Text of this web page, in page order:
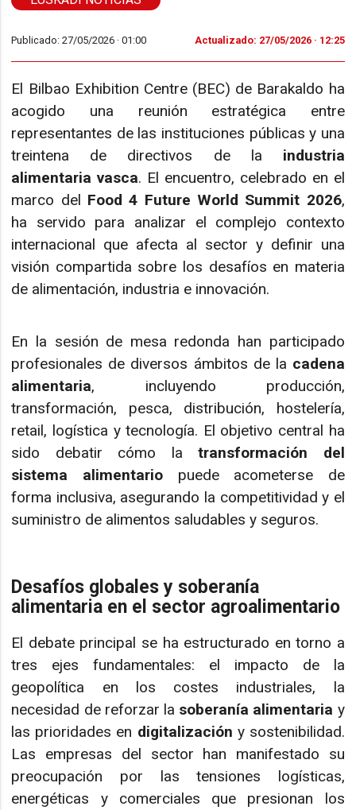
Publicado: 27/05/2026 ·01:00 Actualizado: 27/05/2026 · 12:25
El Bilbao Exhibition Centre (BEC) de Barakaldo ha
acogido una reunión estratégica entre
representantes de las instituciones públicas y una
treintena de directivos de la industria
alimentaria vasca. El encuentro, celebrado en el
marco del Food 4 Future World Summit 2026,
ha servido para analizar el complejo contexto
internacional que afecta al sector y definir una
visión compartida sobre los desafíos en materia
de alimentación, industria e innovación.
En la sesión de mesa redonda han participado
profesionales de diversos ámbitos de la cadena
alimentaria, incluyendo producción,
transformación, pesca, distribución, hostelería,
retail, logística y tecnología. El objetivo central ha
sido debatir cómo latransformación del
sistema alimentariopuede acometerse de
forma inclusiva, asegurando la competitividad y el
suministro de alimentos saludables y seguros.
Desafíos globales y soberanía
alimentaria en el sector agroalimentario
El debate principal se ha estructurado en torno a
tres ejes fundamentales: el impacto de la
geopolítica en los costes industriales, la
necesidad de reforzar la soberanía alimentaria y
las prioridades en digitalización y sostenibilidad.
Las empresas del sector han manifestado su
preocupación por las tensiones logísticas,
energéticas y comerciales que presionan los